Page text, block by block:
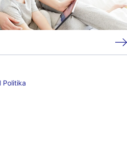
Politika